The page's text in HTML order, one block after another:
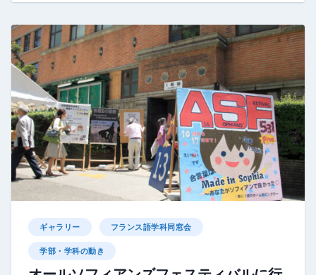
ギャラリー フランス語学科同窓会
学部・学科の動き